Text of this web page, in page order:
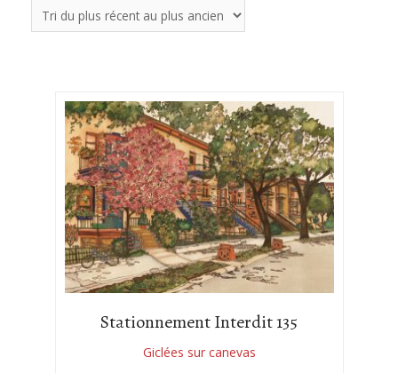
Stationnement Interdit 135
Giclées sur canevas